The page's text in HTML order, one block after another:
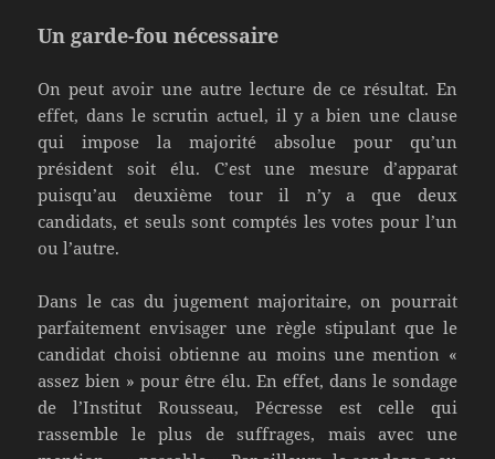
Un garde-fou nécessaire
On peut avoir une autre lecture de ce résultat. En
effet, dans le scrutin actuel, il y a bien une clause
qui impose la majorité absolue pour qu’un
président soit élu. C’est une mesure d’apparat
puisqu’au deuxième tour il n’y a que deux
candidats, et seuls sont comptés les votes pour l’un
ou l’autre.
Dans le cas du jugement majoritaire, on pourrait
parfaitement envisager une règle stipulant que le
candidat choisi obtienne au moins une mention «
assez bien » pour être élu. En effet, dans le sondage
de l’Institut Rousseau, Pécresse est celle qui
rassemble le plus de suffrages, mais avec une